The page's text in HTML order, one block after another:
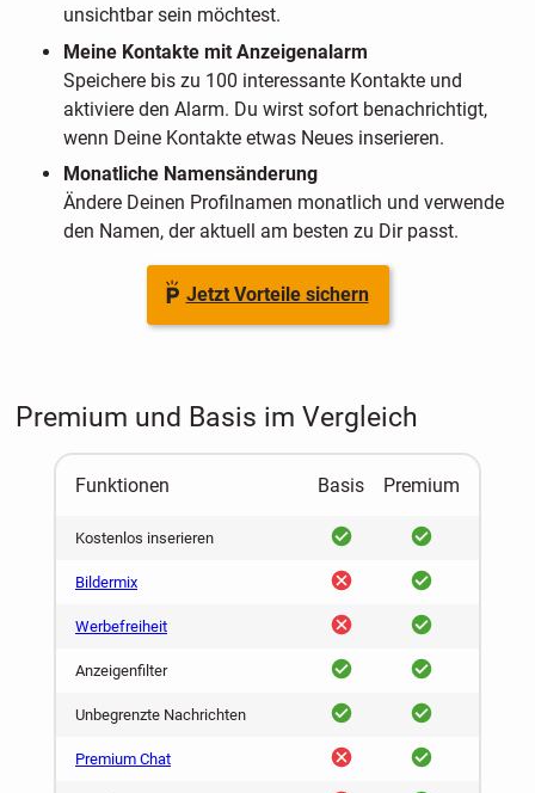
unsichtbar sein möchtest.
Meine Kontakte mit Anzeigenalarm
Speichere bis zu 100 interessante Kontakte und
aktiviere den Alarm. Du wirst sofort benachrichtigt,
wenn Deine Kontakte etwas Neues inserieren.
Monatliche Namensänderung
Ändere Deinen Profilnamen monatlich und verwende
den Namen, der aktuell am besten zu Dir passt.
Jetzt Vorteile sichern
Premium und Basis im Vergleich
Funktionen Basis Premium
Kostenlos inserieren ja ja
Bildermix nein ja
Werbefreiheit nein ja
Anzeigenfilter ja ja
Unbegrenzte Nachrichten ja ja
Premium Chat nein ja